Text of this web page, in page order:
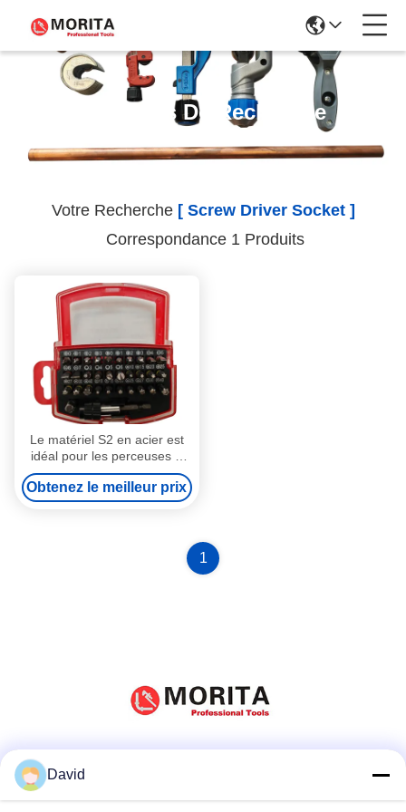
Résultats De Recherche
Votre Recherche [ Screw Driver Socket ]
Correspondance 1 Produits
Le matériel S2 en acier est
idéal pour les perceuses à
moteur et les entraîneurs
d'impact.
Obtenez le meilleur prix
1
David